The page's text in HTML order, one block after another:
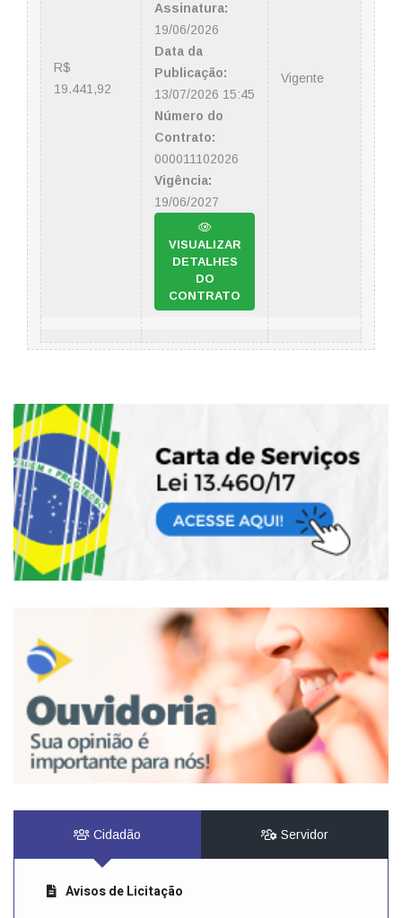
R$
19.441,92
Assinatura:
19/06/2026
Data da
Publicação:
13/07/2026 15:45
Número do
Contrato:
000011102026
Vigência:
19/06/2027
VISUALIZAR
DETALHES
DO
CONTRATO
Vigente
Cidadão Servidor
Avisos de Licitação